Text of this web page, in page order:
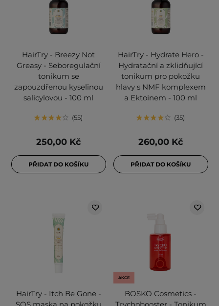
HairTry - Breezy Not
Greasy - Seboregulační
tonikum se
zapouzdřenou kyselinou
salicylovou - 100 ml
55
250,00 Kč
PŘIDAT DO KOŠÍKU
HairTry - Hydrate Hero -
Hydratační a zklidňující
tonikum pro pokožku
hlavy s NMF komplexem
a Ektoinem - 100 ml
35
260,00 Kč
PŘIDAT DO KOŠÍKU
HairTry - Itch Be Gone -
AKCE
BOSKO Cosmetics -